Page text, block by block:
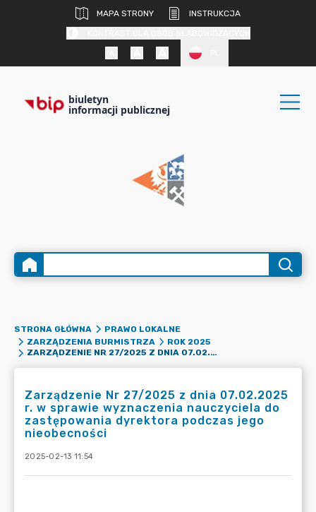
MAPA STRONY
INSTRUKCJA
biuletyn
informacji publicznej
STRONA GŁÓWNA
PRAWO LOKALNE
ZARZĄDZENIA BURMISTRZA
ROK 2025
ZARZĄDZENIE NR 27/2025 Z DNIA 07.02.2025 R. W SPRAWIE WYZNACZENIA NAUCZYCIELA DO ZASTĘPOWANIA DYREKTORA PODCZAS JEGO NIEOBECNOŚCI
Zarządzenie Nr 27/2025 z dnia 07.02.2025
r. w sprawie wyznaczenia nauczyciela do
zastępowania dyrektora podczas jego
nieobecności
2025-02-13 11:54